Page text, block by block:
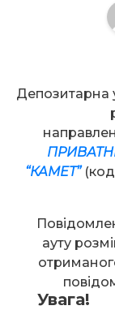
Увага!
Депозитарна
“КАМЕТ”
ауту